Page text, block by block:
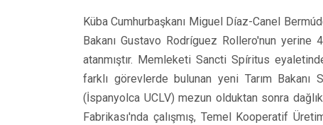
Küba Cumhurbaşkanı Miguel Díaz-Canel
Bakanı Gustavo Rodríguez Rollero'nun yerine
atanmıştır. Memleketi Sancti Spíritus
farklı görevlerde bulunan yeni Tarım
(İspanyolca UCLV) mezun olduktan sonra
Fabrikası'nda çalışmış, Temel Kooperatif